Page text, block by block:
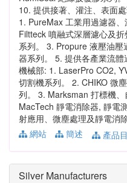
10. 提供接著、灌注、表面
1. PureMax 工業用過濾器、
Filtteck 噴融式深層濾心及
系列。 3. Propure 液壓油
器系列。 5. 提供各產業流體
機械部: 1. LaserPro CO2,
切割機系列。 2. CHIKO 微
列。 3. Marksman 打標機
MacTech 靜電消除器, 靜電
射應用、微塵處理及靜電消
網站
簡述 產品
Silver Manufacturers